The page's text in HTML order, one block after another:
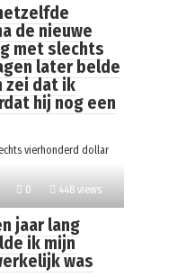
de nieuwe
met slechts
later belde
zei dat ik
hij nog een
vierhonderd dollar
0 448 views
jaar lang
ik mijn
was